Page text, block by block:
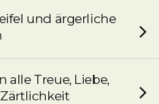
und ärgerliche
alle Treue, Liebe,